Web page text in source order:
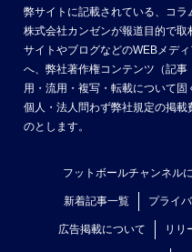
弊サイトに記載されている、コラ
株式会社カンゼンが報道目的で
サイトやブログなどのWEBメデ
へ、弊社著作権コンテンツ（記
用・流用・複写・転載について固
個人・法人問わず弊社規定の掲
のとします。
フットボールチャンネル
新着記事一覧 プライ
広告掲載について リリ